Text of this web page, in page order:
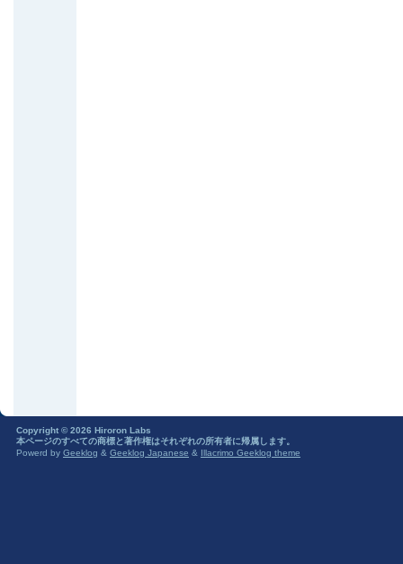
Copyright © 2026 Hiroron Labs
本ページのすべての商標と著作権はそれぞれの所有者に帰属します。
Powerd by Geeklog & Geeklog Japanese & Illacrimo Geeklog theme